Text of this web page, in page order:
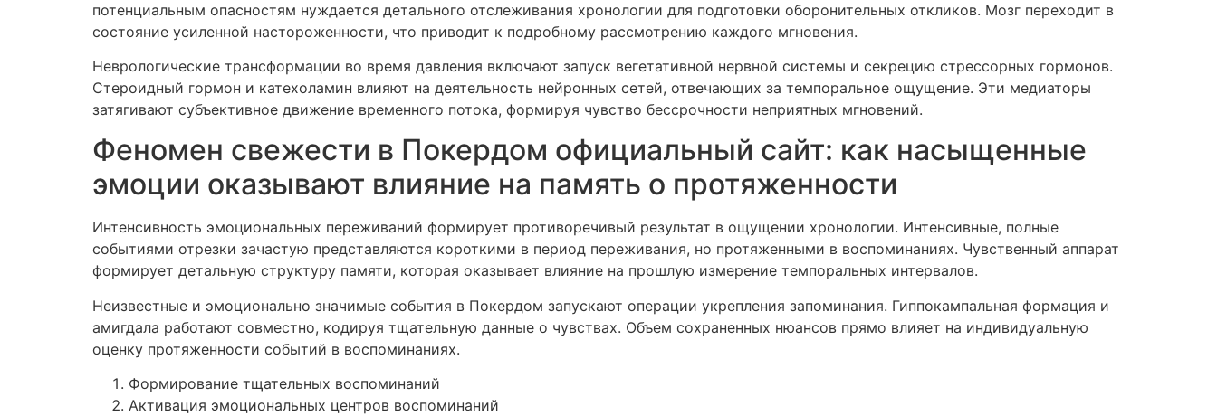
потенциальным опасностям нуждается детального отслеживания хронологии для подготовки оборонительных откликов. Мозг переходит в
состояние усиленной настороженности, что приводит к подробному рассмотрению каждого мгновения.
Неврологические трансформации во время давления включают запуск вегетативной нервной системы и секрецию стрессорных гормонов.
Стероидный гормон и катехоламин влияют на деятельность нейронных сетей, отвечающих за темпоральное ощущение. Эти медиаторы
затягивают субъективное движение временного потока, формируя чувство бессрочности неприятных мгновений.
Феномен свежести в Покердом официальный сайт: как насыщенные
эмоции оказывают влияние на память о протяженности
Интенсивность эмоциональных переживаний формирует противоречивый результат в ощущении хронологии. Интенсивные, полные
событиями отрезки зачастую представляются короткими в период переживания, но протяженными в воспоминаниях. Чувственный аппарат
формирует детальную структуру памяти, которая оказывает влияние на прошлую измерение темпоральных интервалов.
Неизвестные и эмоционально значимые события в Покердом запускают операции укрепления запоминания. Гиппокампальная формация и
амигдала работают совместно, кодируя тщательную данные о чувствах. Объем сохраненных нюансов прямо влияет на индивидуальную
оценку протяженности событий в воспоминаниях.
Формирование тщательных воспоминаний
Активация эмоциональных центров воспоминаний